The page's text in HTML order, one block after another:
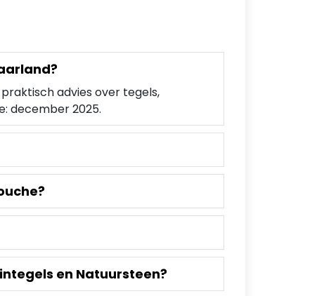
praktisch advies over tegels,
december 2025.
en Natuursteen?